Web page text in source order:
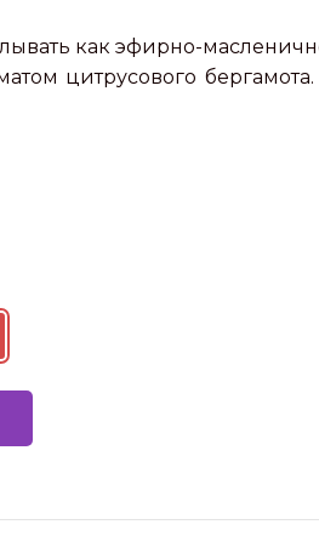
как эфирно-
цитрусового